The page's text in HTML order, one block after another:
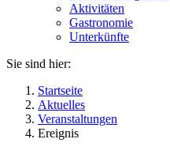
Aktivitäten
Gastronomie
Unterkünfte
Sie sind hier:
Startseite
Aktuelles
Veranstaltungen
Ereignis